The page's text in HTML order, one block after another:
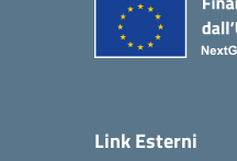
Link Esterni